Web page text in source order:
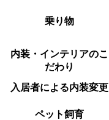
乗り物
内装・インテリアのこ
だわり
入居者による内装変更
ペット飼育